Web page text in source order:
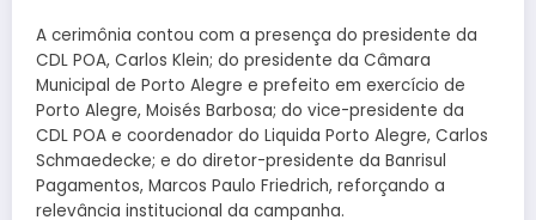
A cerimônia contou com a presença do presidente da
CDL POA, Carlos Klein; do presidente da Câmara
Municipal de Porto Alegre e prefeito em exercício de
Porto Alegre, Moisés Barbosa; do vice-presidente da
CDL POA e coordenador do Liquida Porto Alegre, Carlos
Schmaedecke; e do diretor-presidente da Banrisul
Pagamentos, Marcos Paulo Friedrich, reforçando a
relevância institucional da campanha.